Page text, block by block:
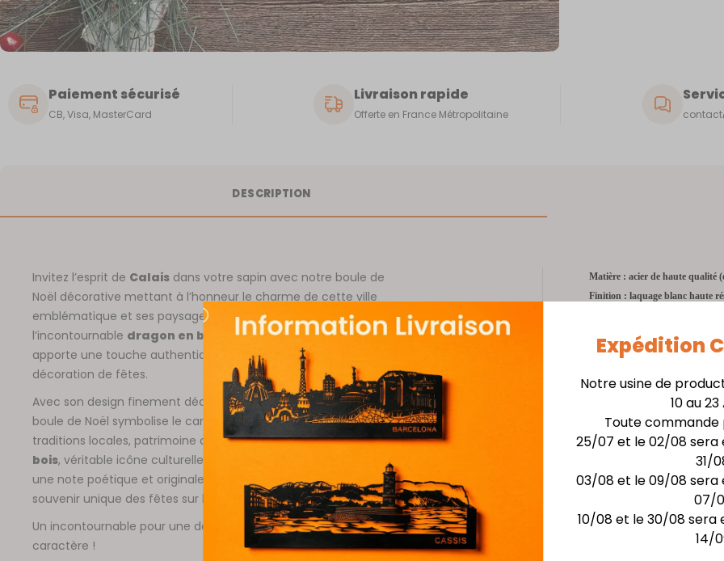
Expédition
Notre usine de
10 au
Toute commande
25/07 et le 02/08 sera
31/
03/08 et le 09/08 sera
07/
10/08 et le 30/08 sera
14/
Paiement sécurisé
CB, Visa, MasterCard
Livraison rapide
Offerte en France Métropolitaine
DESCRIPTION
Invitez l’esprit de Calais dans votre sapin avec notre boule de
Noël décorative mettant à l’honneur le charme de cette ville
emblématique et ses paysages urbains uniques, sublimés par
l’incontournable dragon en bois
. Élégante et raffinée, elle
apporte une touche authentique, artistique et ludique à votre
décoration de fêtes.
Avec son design finement découpé et son style moderne, cette
boule de Noël symbolise le caractère unique deCalais, entre
traditions locales, patrimoine créatif et l’imposantdragon en
bois, véritable icône culturelle de la ville. Parfaite pour ajouter
une note poétique et originale à votre sapin ou pour offrir un
souvenir unique des fêtes sur la Côte d’Opale.
Un incontournable pour une décoration festive, chic et pleine de
caractère !
Matière : acier de haute qualité
Finition : laquage blanc haute
Épaisseur : 0,8 mm
Accessoire : ruban fourni